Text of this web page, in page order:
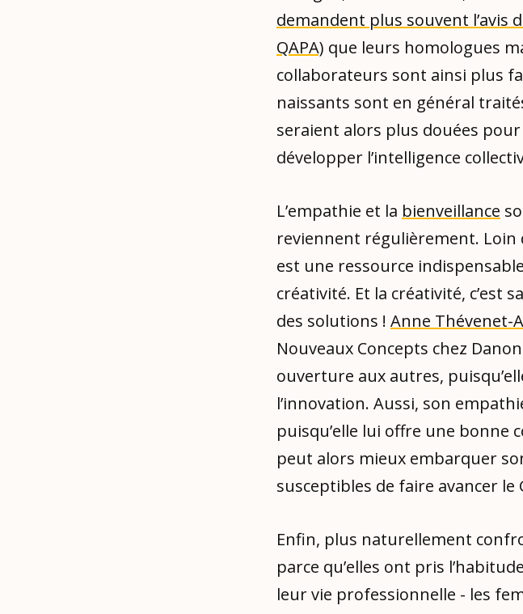
demandent plus souvent l’avis
QAPA) que leurs homologues
collaborateurs sont ainsi plus
naissants sont en général
seraient alors plus douées
développer l’intelligence
L’empathie et la bienveillance
reviennent régulièrement. Loin
est une ressource
créativité. Et la créativité, c’est
des solutions ! Anne Thévenet-
Nouveaux Concepts chez
ouverture aux autres,
l’innovation. Aussi, son
puisqu’elle lui offre une bonne
peut alors mieux embarquer
susceptibles de faire avancer le
Enfin, plus naturellement
parce qu’elles ont pris
leur vie professionnelle - les